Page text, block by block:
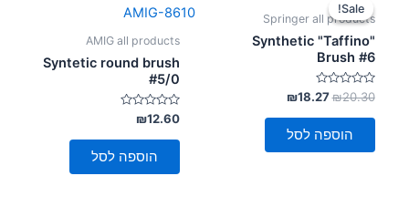
Sale!
Sale!
Springer all products
Synthetic "Taffino"
Brush #6
דורג
0
מתוך
₪20.30
היה:
₪20.30.
₪18.27
הוא:
₪18.27.
הוספה לסל
AMIG all products
Syntetic round brush
#5/0
דורג
0
מתוך
₪12.60
הוספה לסל